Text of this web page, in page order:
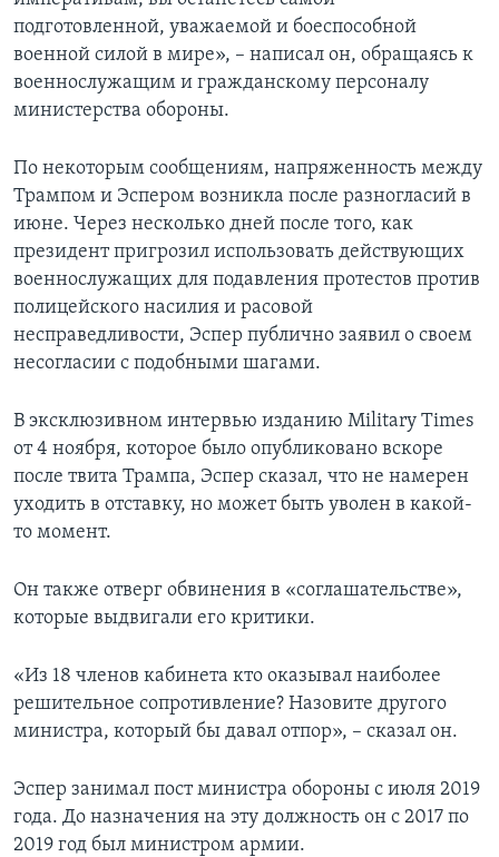
подготовленной, уважаемой и боеспособной
военной силой в мире», – написал он, обращаясь к
военнослужащим и гражданскому персоналу
министерства обороны.
По некоторым сообщениям, напряженность между
Трампом и Эспером возникла после разногласий в
июне. Через несколько дней после того, как
президент пригрозил использовать действующих
военнослужащих для подавления протестов против
полицейского насилия и расовой
несправедливости, Эспер публично заявил о своем
несогласии с подобными шагами.
В эксклюзивном интервью изданию Military Times
от 4 ноября, которое было опубликовано вскоре
после твита Трампа, Эспер сказал, что не намерен
уходить в отставку, но может быть уволен в какой-
то момент.
Он также отверг обвинения в «соглашательстве»,
которые выдвигали его критики.
«Из 18 членов кабинета кто оказывал наиболее
решительное сопротивление? Назовите другого
министра, который бы давал отпор», – сказал он.
Эспер занимал пост министра обороны с июля 2019
года. До назначения на эту должность он с 2017 по
2019 год был министром армии.